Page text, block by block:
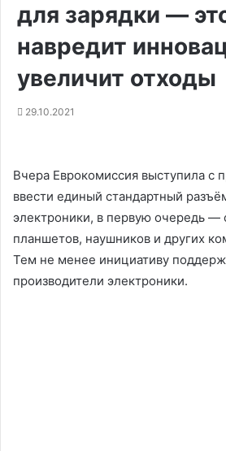
для зарядки —
навредит
увеличит отходы
29.10.2021
Вчера Еврокомиссия выступила с
ввести единый стандартный
электроники, в первую очередь —
планшетов, наушников и других
Тем не менее инициативу
производители электроники.